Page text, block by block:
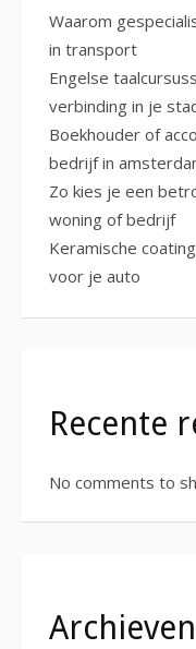
Waarom
in transport
Engelse
verbinding in je
Boekhouder of
bedrijf in
Zo kies je een
woning of bedrijf
Keramische
voor je auto
Recente
No comments to
Archieven